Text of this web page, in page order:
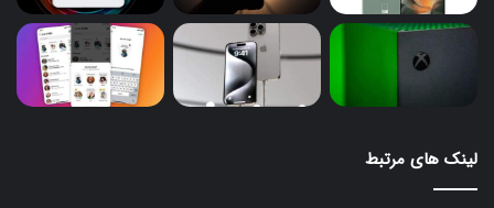
لینک های مرتبط